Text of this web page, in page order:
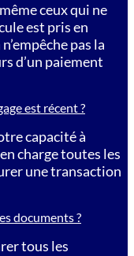
ceux qui ne
est pris en
pas la
d’un paiement
est récent ?
capacité à
charge toutes les
une transaction
documents ?
tous les